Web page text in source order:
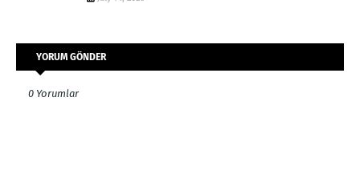
YORUM GÖNDER
0 Yorumlar